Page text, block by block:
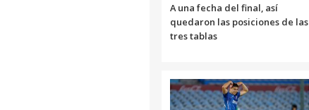
A una fecha del final, así
quedaron las posiciones de las
tres tablas